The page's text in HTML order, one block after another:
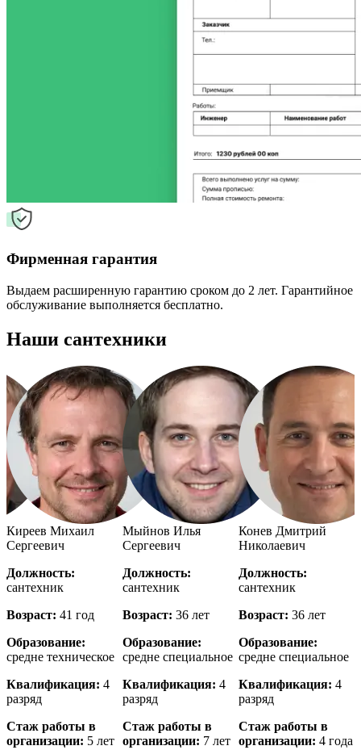
Фирменная гарантия
Выдаем расширенную гарантию сроком до 2 лет. Гарантийное
обслуживание выполняется бесплатно.
Наши сантехники
Киреев Михаил
Сергеевич
Должность:
сантехник
Возраст: 41 год
Образование:
средне техническое
Квалификация: 4
разряд
Стаж работы в
организации: 5 лет
Мыйнов Илья
Сергеевич
Должность:
сантехник
Возраст: 36 лет
Образование:
средне специальное
Квалификация: 4
разряд
Стаж работы в
организации: 7 лет
Конев Дмитрий
Николаевич
Должность:
сантехник
Возраст: 36 лет
Образование:
средне специальное
Квалификация: 4
разряд
Стаж работы в
организации: 4 года